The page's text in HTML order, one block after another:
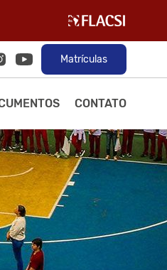
Matrículas
CONTATO